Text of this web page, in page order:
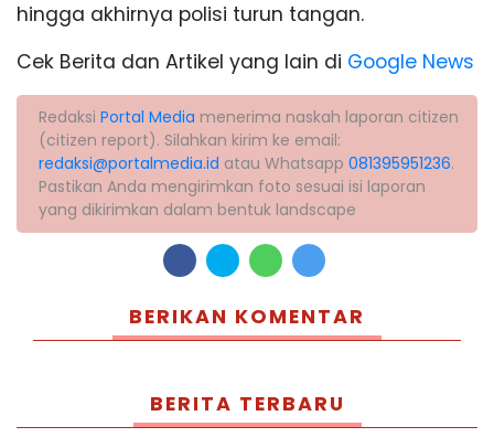
hingga akhirnya polisi turun tangan.
Cek Berita dan Artikel yang lain di Google News
Redaksi Portal Media menerima naskah laporan citizen
(citizen report). Silahkan kirim ke email:
redaksi@portalmedia.id atau Whatsapp 081395951236.
Pastikan Anda mengirimkan foto sesuai isi laporan
yang dikirimkan dalam bentuk landscape
BERIKAN KOMENTAR
BERITA TERBARU